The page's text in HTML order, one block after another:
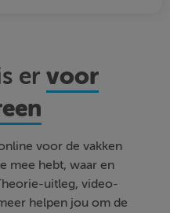
ervoor
voor de vakken
mee hebt, waar en
uitleg, video-
helpen jou om de